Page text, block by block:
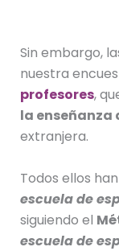
Sin embargo,
nuestra
profesores,
la enseñanza
extranjera.
Todos ellos
escuela de
siguiendo el
escuela de